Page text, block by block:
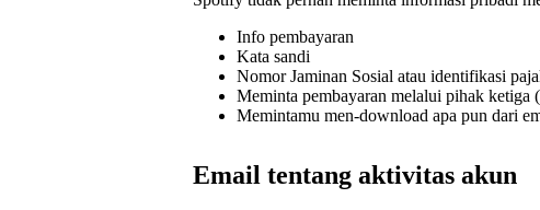
Info pembayaran
Kata sandi
Nomor Jaminan Sosial atau identifikasi
Meminta pembayaran melalui pihak ketiga
Memintamu men-download apa pun dari
Email tentang aktivitas akun